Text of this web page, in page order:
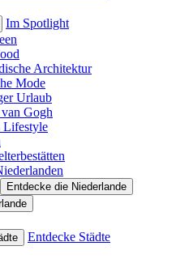
Im Spotlight
Architektur
Mode
Urlaub
Gogh
Lifestyle
Entdecke die Niederlande
Entdecke Städte